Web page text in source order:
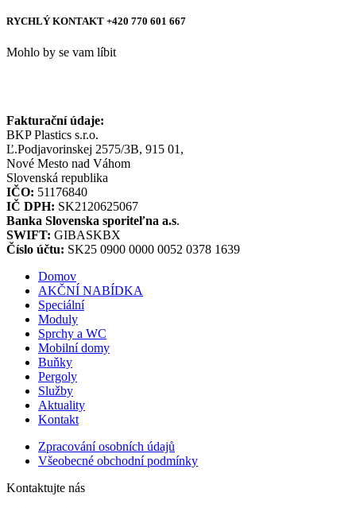
RYCHLÝ KONTAKT +420 770 601 667
Mohlo by se vam líbit
Fakturační údaje:
BKP Plastics s.r.o.
Ľ.Podjavorinskej 2575/3B, 915 01,
Nové Mesto nad Váhom
Slovenská republika
IČO: 51176840
IČ DPH: SK2120625067
Banka Slovenska sporiteľna a.s.
SWIFT: GIBASKBX
Číslo účtu: SK25 0900 0000 0052 0378 1639
Domov
AKČNÍ NABÍDKA
Speciální
Moduly
Sprchy a WC
Mobilní domy
Buňky
Pergoly
Služby
Aktuality
Kontakt
Zpracování osobních údajů
Všeobecné obchodní podmínky
Kontaktujte nás